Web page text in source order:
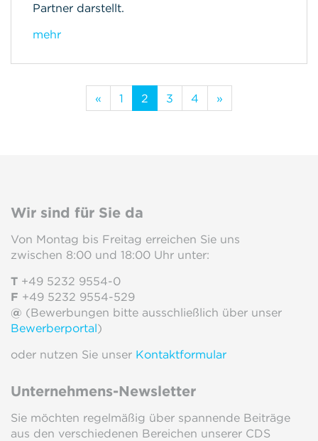
Partner darstellt.
mehr
« 1 2 3 4 »
Wir sind für Sie da
Von Montag bis Freitag erreichen Sie uns
zwischen 8:00 und 18:00 Uhr unter:
T +49 5232 9554-0
F +49 5232 9554-529
@ (Bewerbungen bitte ausschließlich über unser
Bewerberportal)
oder nutzen Sie unser Kontaktformular
Unternehmens-Newsletter
Sie möchten regelmäßig über spannende Beiträge
aus den verschiedenen Bereichen unserer CDS